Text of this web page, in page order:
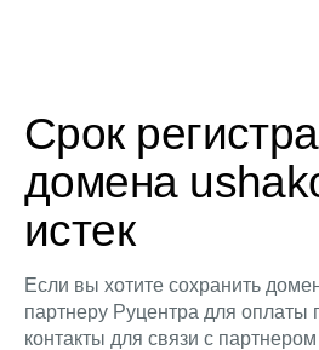
Срок
домена
истек
Если вы хотите сохранить
партнеру Руцентра для оплаты
контакты для связи с